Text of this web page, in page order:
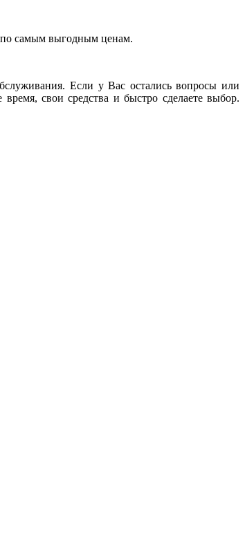
по самым выгодным ценам.
Если у Вас остались вопросы или
свои средства и быстро сделаете выбор.